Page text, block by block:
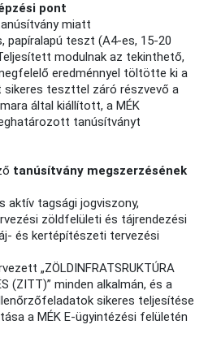
pont
miatt
papíralapú teszt (A4-es, 15-20
modulnak az tekinthető,
eredménnyel töltötte ki a
teszttel záró részvevő a
által kiállított, a MÉK
tanúsítványt
tanúsítvány megszerzésének
aktív tagsági jogviszony,
zöldfelületi és tájrendezési
és kertépítészeti tervezési
„ZÖLDINFRATSRUKTÚRA
(ZITT)” minden alkalmán, és a
sikeres teljesítése
a MÉK E-ügyintézési felületén